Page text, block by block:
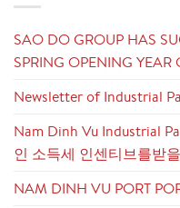
SAO DO GROUP HAS
SPRING OPENING YEAR
Newsletter of Industrial
Nam Dinh Vu Industrial
인 소득세 인센티브를받
NAM DINH VU PORT